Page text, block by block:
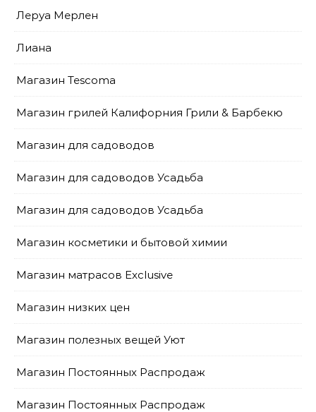
Леруа Мерлен
Лиана
Магазин Tescoma
Магазин грилей Калифорния Грили & Барбекю
Магазин для садоводов
Магазин для садоводов Усадьба
Магазин для садоводов Усадьба
Магазин косметики и бытовой химии
Магазин матрасов Exclusive
Магазин низких цен
Магазин полезных вещей Уют
Магазин Постоянных Распродаж
Магазин Постоянных Распродаж